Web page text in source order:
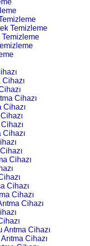
Temizleme
Cihazı
Cihazı
Cihazı
Cihazı
Cihazı
Cihazı
Cihazı
Cihazı
Cihazı
Cihazı